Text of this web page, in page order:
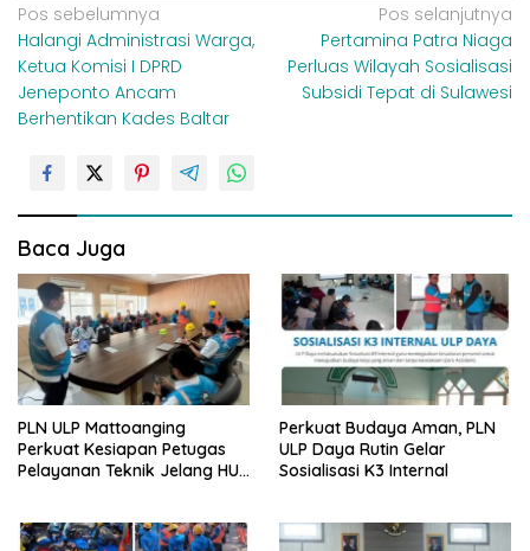
N
a
v
i
s
i
p
o
s
Pos sebelumnya
Halangi Administrasi Warga,
Ketua Komisi I DPRD
Jeneponto Ancam
Berhentikan Kades Baltar
Pos selanjutnya
Pertamina Patra Niaga
Perluas Wilayah Sosialisasi
Subsidi Tepat di Sulawesi
Baca Juga
PLN ULP Mattoanging
Perkuat Kesiapan Petugas
Pelayanan Teknik Jelang HUT
Perkuat Budaya Aman, PLN
ULP Daya Rutin Gelar
Sosialisasi K3 Internal